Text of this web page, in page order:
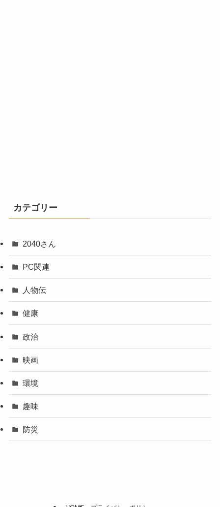
カテゴリー
2040さん
PC関連
人物伝
健康
政治
映画
環境
趣味
防災